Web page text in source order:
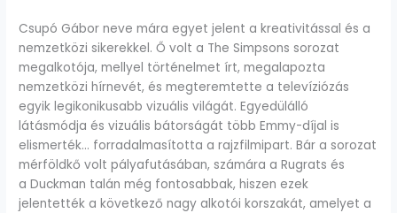
Csupó Gábor neve mára egyet jelent a kreativitással és a
nemzetközi sikerekkel. Ő volt a The Simpsons sorozat
megalkotója, mellyel történelmet írt, megalapozta
nemzetközi hírnevét, és megteremtette a televíziózás
egyik legikonikusabb vizuális világát. Egyedülálló
látásmódja és vizuális bátorságát több Emmy-díjal is
elismerték… forradalmasította a rajzfilmipart. Bár a sorozat
mérföldkő volt pályafutásában, számára a Rugrats és
a Duckman talán még fontosabbak, hiszen ezek
jelentették a következő nagy alkotói korszakát, amelyet a